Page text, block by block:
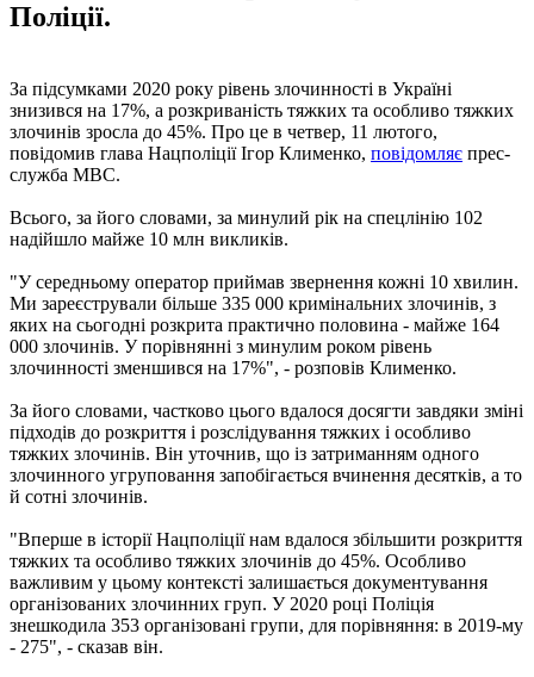
Поліції.
За підсумками 2020 року рівень злочинності в Україні
знизився на 17%, а розкриваність тяжких та особливо тяжких
злочинів зросла до 45%. Про це в четвер, 11 лютого,
повідомив глава Нацполіції Ігор Клименко, повідомляє прес-
служба МВС.
Всього, за його словами, за минулий рік на спецлінію 102
надійшло майже 10 млн викликів.
"У середньому оператор приймав звернення кожні 10 хвилин.
Ми зареєстрували більше 335 000 кримінальних злочинів, з
яких на сьогодні розкрита практично половина - майже 164
000 злочинів. У порівнянні з минулим роком рівень
злочинності зменшився на 17%", - розповів Клименко.
За його словами, частково цього вдалося досягти завдяки зміні
підходів до розкриття і розслідування тяжких і особливо
тяжких злочинів. Він уточнив, що із затриманням одного
злочинного угруповання запобігається вчинення десятків, а то
й сотні злочинів.
"Вперше в історії Нацполіції нам вдалося збільшити розкриття
тяжких та особливо тяжких злочинів до 45%. Особливо
важливим у цьому контексті залишається документування
організованих злочинних груп. У 2020 році Поліція
знешкодила 353 організовані групи, для порівняння: в 2019-му
- 275", - сказав він.